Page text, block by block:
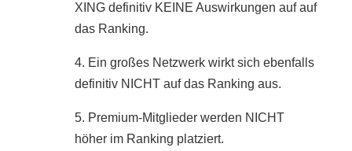
XING definitiv KEINE Auswirkungen auf auf
das Ranking.
4. Ein großes Netzwerk wirkt sich ebenfalls
definitiv NICHT auf das Ranking aus.
5. Premium-Mitglieder werden NICHT
höher im Ranking platziert.